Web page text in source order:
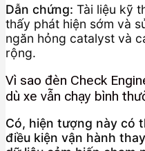
Dẫn chứng: Tài liệu kỹ
thấy phát hiện sớm và
ngăn hỏng catalyst và
rộng.
Vì sao đèn Check
dù xe vẫn chạy bình
Có, hiện tượng này có
điều kiện vận hành